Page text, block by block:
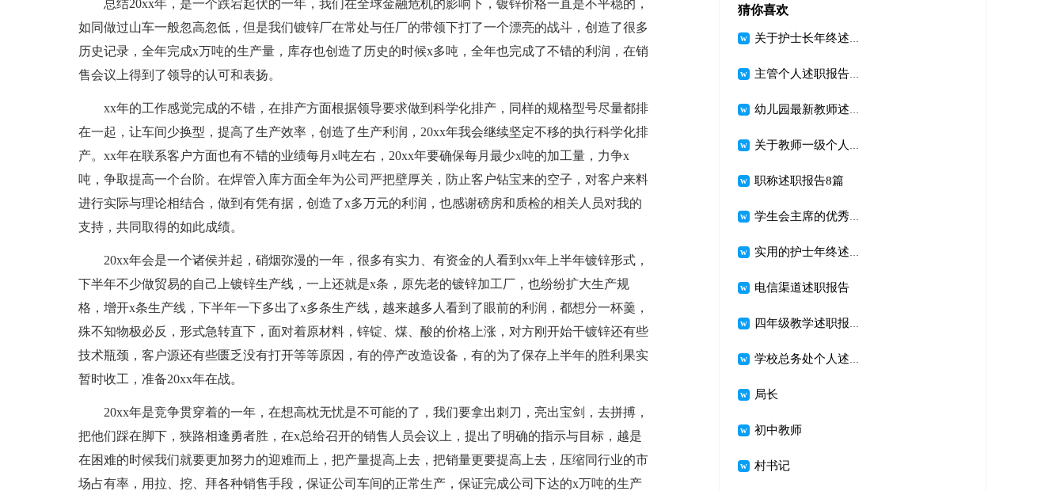
总结20xx年，是一个跌宕起伏的一年，我们在全球金融危机的影响下，镀锌价格一直是不平稳的，
如同做过山车一般忽高忽低，但是我们镀锌厂在常处与任厂的带领下打了一个漂亮的战斗，创造了很多
历史记录，全年完成x万吨的生产量，库存也创造了历史的时候x多吨，全年也完成了不错的利润，在销
售会议上得到了领导的认可和表扬。
xx年的工作感觉完成的不错，在排产方面根据领导要求做到科学化排产，同样的规格型号尽量都排
在一起，让车间少换型，提高了生产效率，创造了生产利润，20xx年我会继续坚定不移的执行科学化排
产。xx年在联系客户方面也有不错的业绩每月x吨左右，20xx年要确保每月最少x吨的加工量，力争x
吨，争取提高一个台阶。在焊管入库方面全年为公司严把壁厚关，防止客户钻宝来的空子，对客户来料
进行实际与理论相结合，做到有凭有据，创造了x多万元的利润，也感谢磅房和质检的相关人员对我的
支持，共同取得的如此成绩。
20xx年会是一个诸侯并起，硝烟弥漫的一年，很多有实力、有资金的人看到xx年上半年镀锌形式，
下半年不少做贸易的自己上镀锌生产线，一上还就是x条，原先老的镀锌加工厂，也纷纷扩大生产规
格，增开x条生产线，下半年一下多出了x多条生产线，越来越多人看到了眼前的利润，都想分一杯羹，
殊不知物极必反，形式急转直下，面对着原材料，锌锭、煤、酸的价格上涨，对方刚开始干镀锌还有些
技术瓶颈，客户源还有些匮乏没有打开等等原因，有的停产改造设备，有的为了保存上半年的胜利果实
暂时收工，准备20xx年在战。
20xx年是竞争贯穿着的一年，在想高枕无忧是不可能的了，我们要拿出刺刀，亮出宝剑，去拼搏，
把他们踩在脚下，狭路相逢勇者胜，在x总给召开的销售人员会议上，提出了明确的指示与目标，越是
在困难的时候我们就要更加努力的迎难而上，把产量提高上去，把销量更要提高上去，压缩同行业的市
场占有率，用拉、挖、拜各种销售手段，保证公司车间的正常生产，保证完成公司下达的x万吨的生产
猜你喜欢
关于护士长年终述职报告锦集5篇
主管个人述职报告范文锦集6篇
幼儿园最新教师述职报告(13篇)
关于教师一级个人述职报告3篇
职称述职报告8篇
学生会主席的优秀述职报告分享
实用的护士年终述职报告集合5篇
电信渠道述职报告
四年级教学述职报告(5篇)
学校总务处个人述职报告2篇
局长
初中教师
村书记